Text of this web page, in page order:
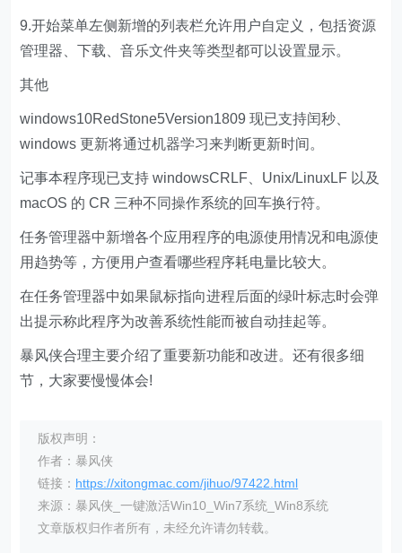
9.开始菜单左侧新增的列表栏允许用户自定义，包括资源
管理器、下载、音乐文件夹等类型都可以设置显示。
其他
windows10RedStone5Version1809 现已支持闰秒、
windows 更新将通过机器学习来判断更新时间。
记事本程序现已支持 windowsCRLF、Unix/LinuxLF 以及
macOS 的 CR 三种不同操作系统的回车换行符。
任务管理器中新增各个应用程序的电源使用情况和电源使
用趋势等，方便用户查看哪些程序耗电量比较大。
在任务管理器中如果鼠标指向进程后面的绿叶标志时会弹
出提示称此程序为改善系统性能而被自动挂起等。
暴风侠合理主要介绍了重要新功能和改进。还有很多细
节，大家要慢慢体会!
版权声明：
作者：暴风侠
链接： https://xitongmac.com/jihuo/97422.html
来源：暴风侠_一键激活Win10_Win7系统_Win8系统
文章版权归作者所有，未经允许请勿转载。